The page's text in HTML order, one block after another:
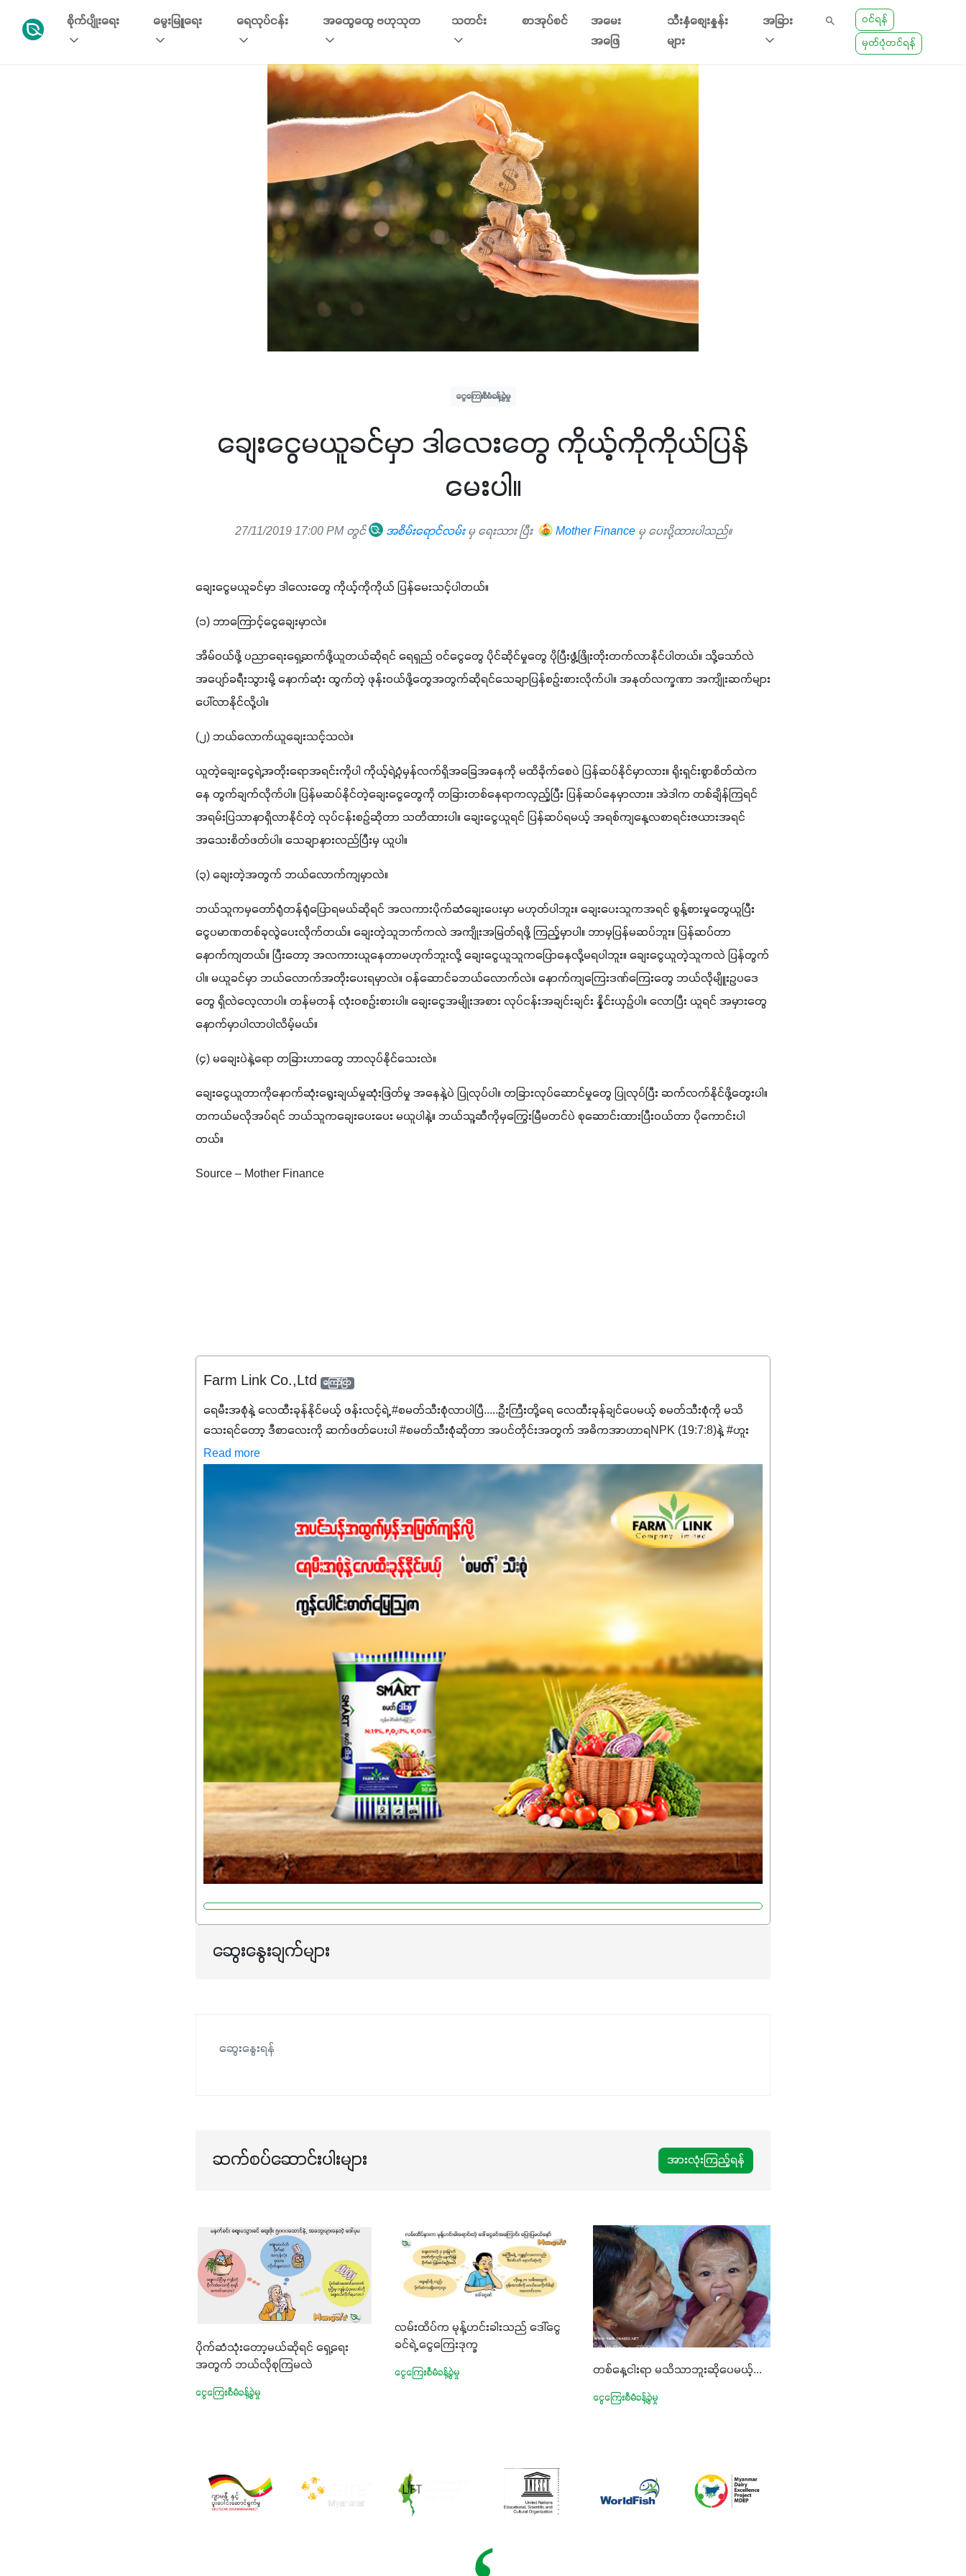
စိုက်ပျိုးရေး မွေးမြူရေး ရေလုပ်ငန်း အထွေထွေ ဗဟုသုတ သတင်း စာအုပ်စင်
အမေး
အဖြေ
သီးနှံစျေးနှုန်း
များ
အခြား
ဝင်ရန်
မှတ်ပုံတင်ရန်
ငွေကြေးစီမံခန့်ခွဲမှု
ချေးငွေမယူခင်မှာ ဒါလေးတွေ ကိုယ့်ကိုကိုယ်ပြန်
မေးပါ။
27/11/2019 17:00 PM တွင် အစိမ်းရောင်လမ်းမှ ရေးသား ပြီး Mother Finance မှ ပေးပို့ထားပါသည်။
ချေးငွေမယူခင်မှာ ဒါလေးတွေ ကိုယ့်ကိုကိုယ် ပြန်မေးသင့်ပါတယ်။
(၁) ဘာကြောင့်ငွေချေးမှာလဲ။
အိမ်ဝယ်ဖို့ ပညာရေးရှေ့ဆက်ဖို့ယူတယ်ဆိုရင် ရေရှည် ဝင်ငွေတွေ ပိုင်ဆိုင်မှုတွေ ပိုပြီးဖွံ့ဖြိုးတိုးတက်လာနိုင်ပါတယ်။ သို့သော်လဲ
အပျော်ခရီးသွားမို့ နောက်ဆုံး ထွက်တဲ့ ဖုန်းဝယ်ဖို့တွေအတွက်ဆိုရင်သေချာပြန်စဉ်းစားလိုက်ပါ။ အနုတ်လက္ခဏာ အကျိုးဆက်များ
ပေါ်လာနိုင်လို့ပါ။
(၂) ဘယ်လောက်ယူချေးသင့်သလဲ။
ယူတဲ့ချေးငွေရဲ့အတိုးရောအရင်းကိုပါ ကိုယ့်ရဲ့ပုံမှန်လက်ရှိအခြေအနေကို မထိခိုက်စေပဲ ပြန်ဆပ်နိုင်မှာလား။ ရိုးရှင်းစွာစိတ်ထဲက
နေ တွက်ချက်လိုက်ပါ။ ပြန်မဆပ်နိုင်တဲ့ချေးငွေတွေကို တခြားတစ်နေရာကလှည့်ပြီး ပြန်ဆပ်နေမှာလား။ အဲဒါက တစ်ချိန်ကြရင်
အရမ်းပြသာနာရှိလာနိုင်တဲ့ လုပ်ငန်းစဉ်ဆိုတာ သတိထားပါ။ ချေးငွေယူရင် ပြန်ဆပ်ရမယ့် အရစ်ကျနေ့လစာရင်းဇယားအရင်
အသေးစိတ်ဖတ်ပါ။ သေချာနားလည်ပြီးမှ ယူပါ။
(၃) ချေးတဲ့အတွက် ဘယ်လောက်ကျမှာလဲ။
ဘယ်သူကမှတော်ရုံတန်ရုံပြောရမယ်ဆိုရင် အလကားပိုက်ဆံချေးပေးမှာ မဟုတ်ပါဘူး။ ချေးပေးသူကအရင် စွန့်စားမှုတွေယူပြီး
ငွေပမာဏတစ်ခုလွဲပေးလိုက်တယ်။ ချေးတဲ့သူဘက်ကလဲ အကျိုးအမြတ်ရဖို့ ကြည့်မှာပါ။ ဘာမှပြန်မဆပ်ဘူး။ ပြန်ဆပ်တာ
နောက်ကျတယ်။ ပြီးတော့ အလကားယူနေတာမဟုက်ဘူးလို့ ချေးငွေယူသူကပြောနေလို့မရပါဘူး။ ချေးငွေယူတဲ့သူကလဲ ပြန်တွက်
ပါ။ မယူခင်မှာ ဘယ်လောက်အတိုးပေးရမှာလဲ။ ဝန်ဆောင်ခဘယ်လောက်လဲ။ နောက်ကျကြေးဒဏ်ကြေးတွေ ဘယ်လိုမျိူးဥပဒေ
တွေ ရှိလဲလေ့လာပါ။ တန်မတန် လုံးဝစဉ်းစားပါ။ ချေးငွေအမျိုးအစား လုပ်ငန်းအချင်းချင်း နှိုင်းယှဥ်ပါ။ လောပြီး ယူရင် အမှားတွေ
နောက်မှာပါလာပါလိမ့်မယ်။
(၄) မချေးပဲနဲ့ရော တခြားဟာတွေ ဘာလုပ်နိုင်သေးလဲ။
ချေးငွေယူတာကိုနောက်ဆုံးရွေးချယ်မှုဆုံးဖြတ်မှု အနေနဲ့ပဲ ပြုလုပ်ပါ။ တခြားလုပ်ဆောင်မှုတွေ ပြုလုပ်ပြီး ဆက်လက်နိုင်ဖို့တွေးပါ။
တကယ်မလိုအပ်ရင် ဘယ်သူကချေးပေးပေး မယူပါနဲ့။ ဘယ်သူ့ဆီကိုမှကြွေးမြီမတင်ပဲ စုဆောင်းထားပြီးဝယ်တာ ပိုကောင်းပါ
တယ်။
Source – Mother Finance
Farm Link Co.,Ltd ကြော်ငြာ
ရေမီးအစုံနဲ့ လေထီးခုန်နိုင်မယ့် ဖန်းလင့်ရဲ့ #စမတ်သီးစုံလာပါပြီ.....ဦးကြီးတို့ရေ ‌လေထီးခုန်ချင်ပေမယ့် စမတ်သီးစုံကို မသိ
သေးရင်တော့ ဒီစာလေးကို ဆက်ဖတ်‌ပေးပါ #စမတ်သီးစုံဆိုတာ အပင်တိုင်းအတွက် အဓိကအာဟာရNPK (19:7:8)နဲ့ #ဟူး
မစ်အက်စစ်တို့ အချိုးကျ ပေါင်းစပ်ထားတဲ့ ကွန်ပေါင်းဓာတ်မြေဩဇာဖြစ်ပါတယ်။ အဓိကအကျိုးကျေးဇူးတွေအနေနဲ့ကတော့
နိုက်ထရိုဂျင် 19%ပါဝင်တဲ့အတွက် ကလိုရိုဖီးလ်ဖွဲ့စည်းမှုကို အားပေးကာ သီးနှံပင်များ၏အရွက်များစိမ်းလန်းသန်စွမ်းပြီး အစာ
ချက်လုပ်မှုအားကောင်းစေပါတယ်။ အပင်၏ပင်ပိုင်းကြီးထွားမှုကို တိုးမြင့်စေကာ အပင်သန်၍ အကြီးမြန်စေပါတယ်။
သင့်တော်တဲ့ Phosphorus 7%ပါဝင်မှုကြောင့် အပင်ရဲ့ အမြစ်ဖွဲ့စည်းတည်ဆောက်မှုကို ပို၍သန်မာလာအောင် အားပေးပါ
တယ်။ ဒါ့အပြင် ပန်းပွင့်ခြင်း၊အသီးသီးခြင်း၊အစေ့တည်ခြင်းလုပ်ငန်းစဉ်များကိုလည်း အားပေးပါတယ်။ လုံလောက်တဲ့
Potassium 8%က အပင်ရဲ့ ရောဂါဒဏ်၊ရာသီဥတုဒဏ်ခံနိုင်ရည်ရှိမှုကို မြင့်တက်စေပြီး အသီးအရည်အသွေး၊ အရွယ်အစားနဲ့
အရသာ ပိုမိုကောင်းမွန်စေဖို့အတွက် လိုအပ်တဲ့အာဟာရဓာတ်ဖြစ်ပါတယ်။ ဟူးမစ်အက်စစ်ပါဝင်ပေါင်းစပ်ထားတဲ့အတွက်
အာဟာရဓာတ်စုပ်ယူမှုကောင်းမွန်လာခြင်း၊မြေဆီလွှာဖွဲ့စည်းပုံနှင့်ရေထိန်းနိုင်စွမ်းအားကောင်းလာခြင်းအပါအဝင်
အကျိုးကျေးဇူးများစွာကိုရရှိစေမှာဖြစ်ပါတယ်။ စပါးအပါအဝင် နှံစားသီးနှံများ၊ပဲအမျိုးမျိုး၊ဟင်းသီးဟင်းရွက်နဲ့ ဥယျာဉ်ခြံသီးနှံ
အားလုံးမှာ အသုံးပြုနိုင်တယ်ဆိုတော့ တစ်မျိုးတည်းနဲ့ အားလုံးပါဖက်(perfect)မယ့် စမတ်သီးစုံနော် အရွေးမမှားတာသေချာပြီ
မလို့ အတွေးမများဘဲ သီးနှံတိုင်းကြီးထွားအောင် ဖန်းလင့်ရဲ့ #စမတ်သီးစုံကို သုံးကြပါစို့....
Read more
ဆွေးနွေးချက်များ
ဆွေးနွေးရန်
ဆက်စပ်ဆောင်းပါးများ အားလုံးကြည့်ရန်
ပိုက်ဆံသုံးတော့မယ်ဆိုရင် ရှေ့ရေး
အတွက် ဘယ်လိုစုကြမလဲ
ငွေကြေးစီမံခန့်ခွဲမှု
လမ်းထိပ်က မုန့်ဟင်းခါးသည် ဒေါ်ငွေ
ခင်ရဲ့ ငွေကြေးဒုက္ခ
ငွေကြေးစီမံခန့်ခွဲမှု တစ်နေ့ငါးရာ မသိသာဘူးဆိုပေမယ့်...
ငွေကြေးစီမံခန့်ခွဲမှု